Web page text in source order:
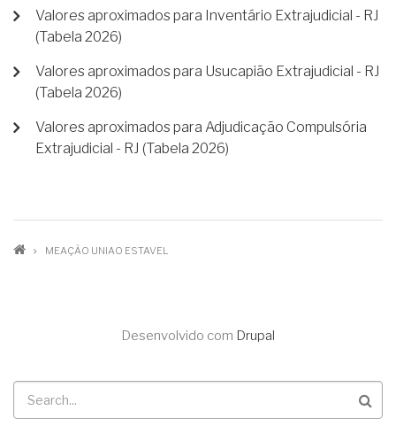
Valores aproximados para Inventário Extrajudicial - RJ
(Tabela 2026)
Valores aproximados para Usucapião Extrajudicial - RJ
(Tabela 2026)
Valores aproximados para Adjudicação Compulsória
Extrajudicial - RJ (Tabela 2026)
TRILHA
NAVEGAÇÃO
MEAÇÃO UNIAO ESTAVEL
Desenvolvido com Drupal